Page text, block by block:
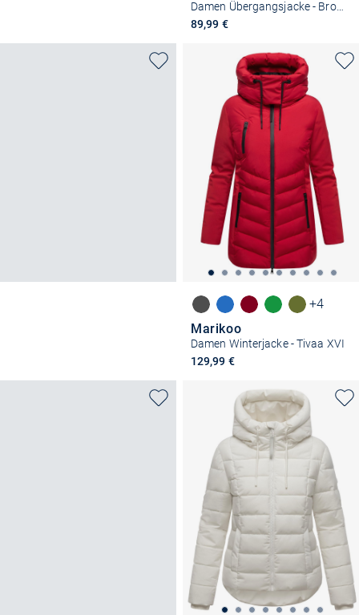
Damen Übergangsjacke - Brombeere
89,99 €
+4
Marikoo
Damen Winterjacke - Tivaa XVI
129,99 €